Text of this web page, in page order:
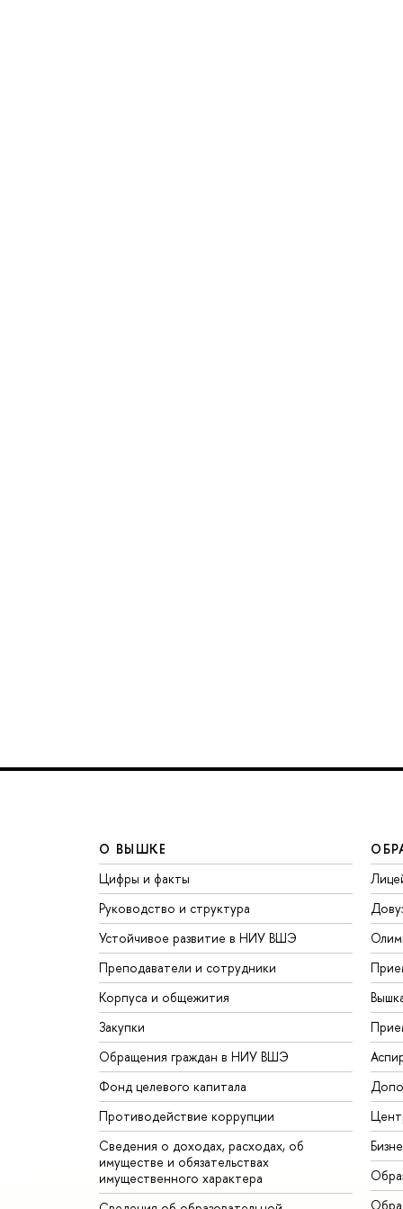
О ВЫШКЕ
Цифры и факты
Руководство и структура
Устойчивое развитие в НИУ ВШЭ
Преподаватели и сотрудники
Корпуса и общежития
Закупки
Обращения граждан в НИУ ВШЭ
Фонд целевого капитала
Противодействие коррупции
Сведения о доходах, расходах, об
имуществе и обязательствах
имущественного характера